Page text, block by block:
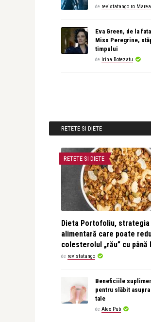
de revistatango.ro
Eva Green, de la
Miss Peregrine,
timpului
de Irina Botezatu
RETETE SI DIETE
RETETE SI DIETE
Dieta Portofoliu, strategia
alimentară care poate
colesterolul „rău” cu până
de revistatango
Beneficiile
pentru slăbit
tale
de Alex Pub